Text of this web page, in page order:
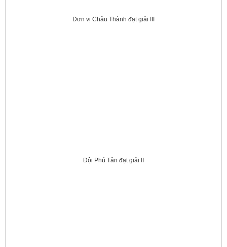
Đơn vị Châu Thành đạt giải III
Đội Phú Tân đạt giải II